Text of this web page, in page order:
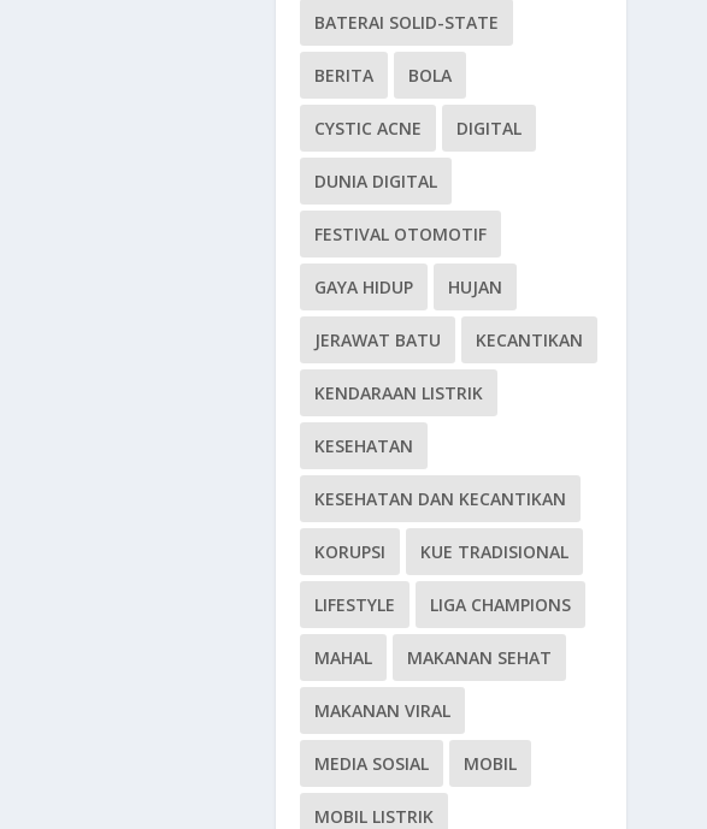
BATERAI SOLID-STATE
BERITA BOLA
CYSTIC ACNE DIGITAL
DUNIA DIGITAL
FESTIVAL OTOMOTIF
GAYA HIDUP HUJAN
JERAWAT BATU KECANTIKAN
KENDARAAN LISTRIK
KESEHATAN
KESEHATAN DAN KECANTIKAN
KORUPSI KUE TRADISIONAL
LIFESTYLE LIGA CHAMPIONS
MAHAL MAKANAN SEHAT
MAKANAN VIRAL
MEDIA SOSIAL MOBIL
MOBIL LISTRIK